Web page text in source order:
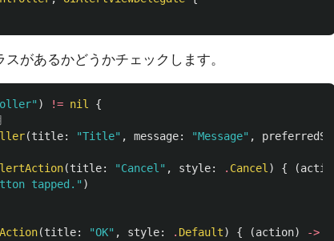
があるかどうかチェックします。
) != nil
{
(title: "Title" , message: "Message" ,
(title: "Cancel" , style: . Cancel ) { (action
tapped." )
(title: "OK" , style: . Default) { (action) ->